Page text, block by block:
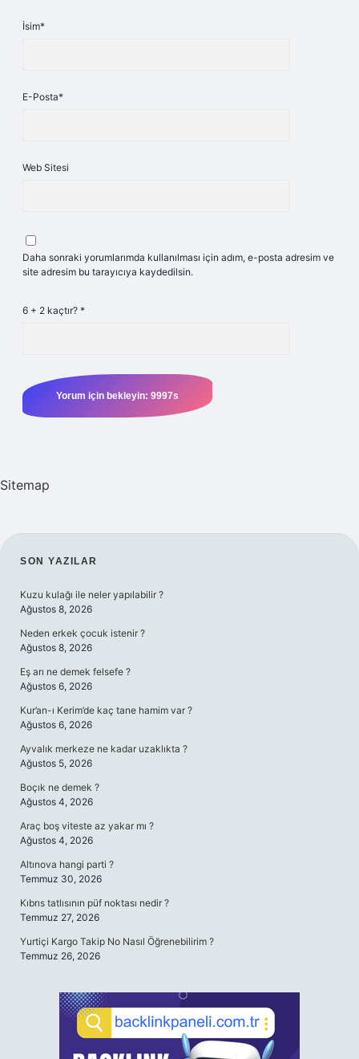
İsim*
E-Posta*
Web Sitesi
Daha sonraki yorumlarımda kullanılması için adım, e-posta adresim ve
site adresim bu tarayıcıya kaydedilsin.
6 + 2 kaçtır? *
Sitemap
SIDEBAR
SON YAZILAR
Kuzu kulağı ile neler yapılabilir ?
Ağustos 8, 2026
Neden erkek çocuk istenir ?
Ağustos 8, 2026
Eş arı ne demek felsefe ?
Ağustos 6, 2026
Kur’an-ı Kerim’de kaç tane hamim var ?
Ağustos 6, 2026
Ayvalık merkeze ne kadar uzaklıkta ?
Ağustos 5, 2026
Boçık ne demek ?
Ağustos 4, 2026
Araç boş viteste az yakar mı ?
Ağustos 4, 2026
Altınova hangi parti ?
Temmuz 30, 2026
Kıbrıs tatlısının püf noktası nedir ?
Temmuz 27, 2026
Yurtiçi Kargo Takip No Nasıl Öğrenebilirim ?
Temmuz 26, 2026